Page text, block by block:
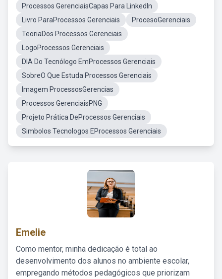
Processos GerenciaisCapas Para LinkedIn
Livro ParaProcessos Gerenciais
ProcesoGerenciais
TeoriaDos Processos Gerenciais
LogoProcessos Gerenciais
DIA Do Tecnólogo EmProcessos Gerenciais
SobreO Que Estuda Processos Gerenciais
Imagem ProcessosGerencias
Processos GerenciaisPNG
Projeto Prática DeProcessos Gerenciais
Simbolos Tecnologos EProcessos Gerenciais
Emelie
Como mentor, minha dedicação é total ao
desenvolvimento dos alunos no ambiente escolar,
empregando métodos pedagógicos que priorizam